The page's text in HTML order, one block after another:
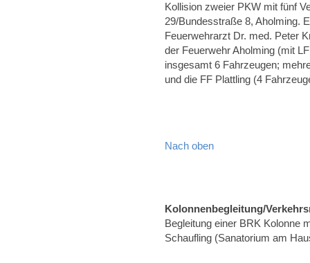
Kollision zweier PKW mit fünf
29/Bundesstraße 8, Aholming.
Feuerwehrarzt Dr. med. Peter
der Feuerwehr Aholming (mit
insgesamt 6 Fahrzeugen;
und die FF Plattling (4
Nach oben
Kolonnenbegleitung/
Begleitung einer BRK Kolonne
Schaufling (Sanatorium am